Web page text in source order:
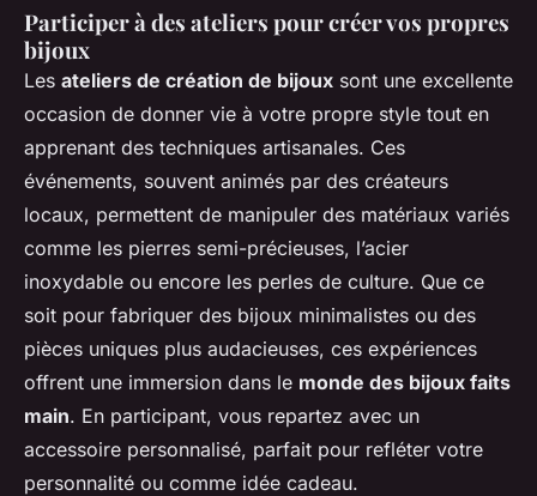
Participer à des ateliers pour créer vos propres
bijoux
Les ateliers de création de bijoux sont une excellente
occasion de donner vie à votre propre style tout en
apprenant des techniques artisanales. Ces
événements, souvent animés par des créateurs
locaux, permettent de manipuler des matériaux variés
comme les pierres semi-précieuses, l’acier
inoxydable ou encore les perles de culture. Que ce
soit pour fabriquer des bijoux minimalistes ou des
pièces uniques plus audacieuses, ces expériences
offrent une immersion dans le monde des bijoux faits
main. En participant, vous repartez avec un
accessoire personnalisé, parfait pour refléter votre
personnalité ou comme idée cadeau.